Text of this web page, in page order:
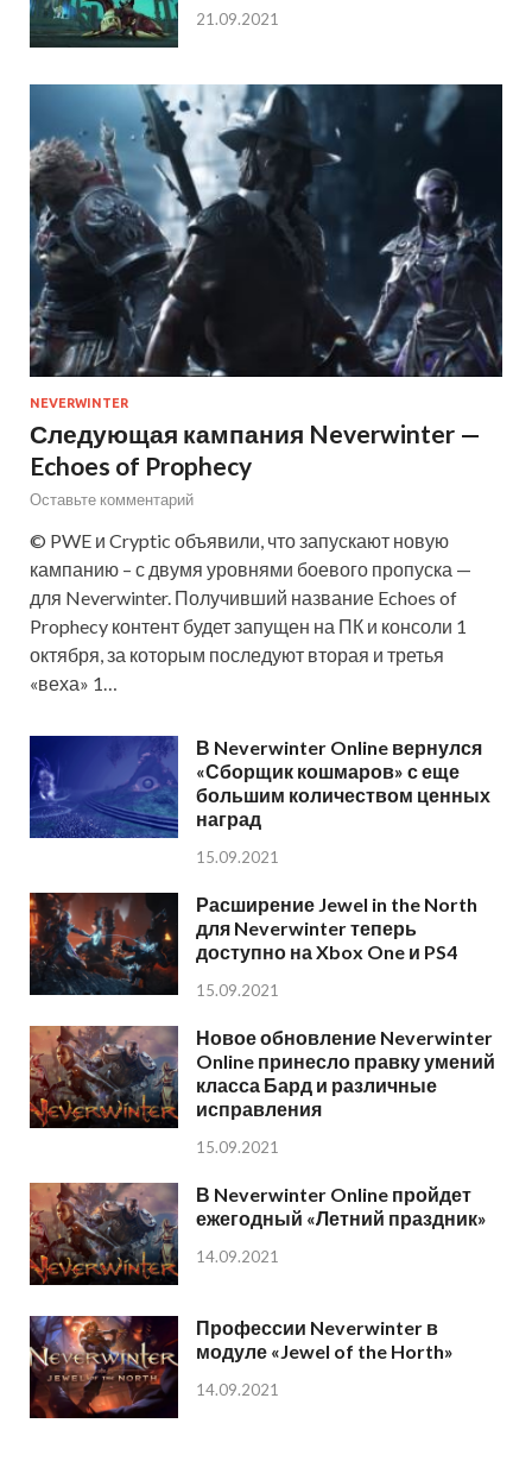
21.09.2021
NEVERWINTER
Следующая кампания Neverwinter —
Echoes of Prophecy
Оставьте комментарий
© PWE и Cryptic объявили, что запускают новую
кампанию – с двумя уровнями боевого пропуска —
для Neverwinter. Получивший название Echoes of
Prophecy контент будет запущен на ПК и консоли 1
октября, за которым последуют вторая и третья
«веха» 1…
В Neverwinter Online вернулся
«Сборщик кошмаров» с еще
большим количеством ценных
наград
15.09.2021
Расширение Jewel in the North
для Neverwinter теперь
доступно на Xbox One и PS4
15.09.2021
Новое обновление Neverwinter
Online принесло правку умений
класса Бард и различные
исправления
15.09.2021
В Neverwinter Online пройдет
ежегодный «Летний праздник»
14.09.2021
Профессии Neverwinter в
модуле «Jewel of the Horth»
14.09.2021